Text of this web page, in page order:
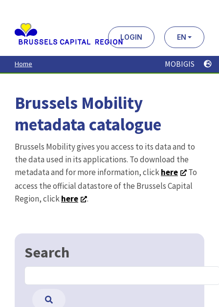
contenu
principal
LOGIN EN
Home MOBIGIS
Brussels Mobility
metadata catalogue
Brussels Mobility gives you access to its data and to
the data used in its applications. To download the
metadata and for more information, clickhere
To
access the official datastore of the Brussels Capital
Region, clickhere .
Search